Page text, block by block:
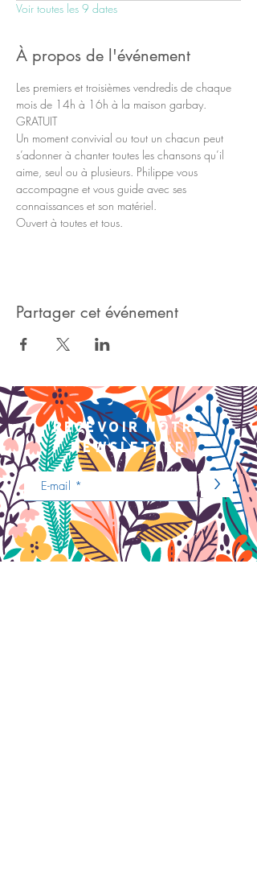
Voir toutes les 9 dates
À propos de l'événement
Les premiers et troisièmes vendredis de chaque
mois de 14h à 16h à la maison garbay.
GRATUIT
Un moment convivial ou tout un chacun peut
s’adonner à chanter toutes les chansons qu’il
aime, seul ou à plusieurs. Philippe vous
accompagne et vous guide avec ses
connaissances et son matériel.
Ouvert à toutes et tous.
Partager cet événement
recevoir notre
newsletter
>